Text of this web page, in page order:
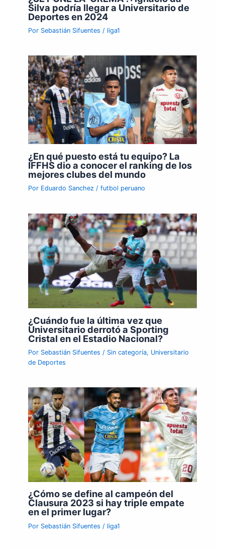
Silva podría llegar a Universitario de
Deportes en 2024
Por Sebastián Sifuentes / liga1
¿En qué puesto está tu equipo? La
IFFHS dio a conocer el ranking de los
mejores clubes del mundo
Por Eduardo Sanchez /futbol peruano
¿Cuándo fue la última vez que
Universitario derrotó a Sporting
Cristal en el Estadio Nacional?
Por Sebastián Sifuentes / Sin categoría, Universitario
de Deportes
¿Cómo se define al campeón del
Clausura 2023 si hay triple empate
en el primer lugar?
Por Sebastián Sifuentes / liga1